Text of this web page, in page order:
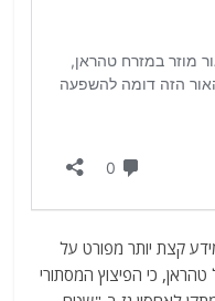
קצת יותר מפורט על
כי הפיצוץ המסתורי